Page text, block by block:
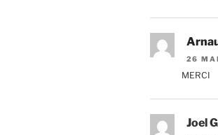
26
MERCI
Joel